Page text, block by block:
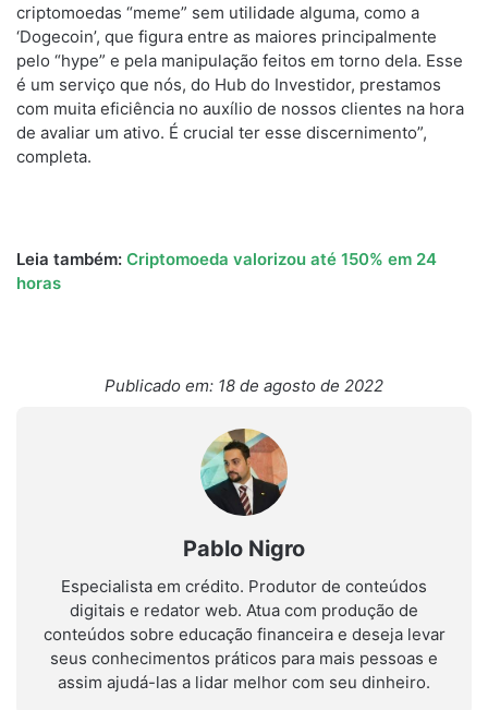
criptomoedas “meme” sem utilidade alguma, como a
‘Dogecoin’, que figura entre as maiores principalmente
pelo “hype” e pela manipulação feitos em torno dela. Esse
é um serviço que nós, do Hub do Investidor, prestamos
com muita eficiência no auxílio de nossos clientes na hora
de avaliar um ativo. É crucial ter esse discernimento”,
completa.
Leia também: Criptomoeda valorizou até 150% em 24
horas
Publicado em: 18 de agosto de 2022
Pablo Nigro
Especialista em crédito. Produtor de conteúdos
digitais e redator web. Atua com produção de
conteúdos sobre educação financeira e deseja levar
seus conhecimentos práticos para mais pessoas e
assim ajudá-las a lidar melhor com seu dinheiro.